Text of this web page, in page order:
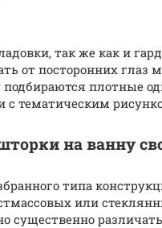
так же как и
от посторонних глаз
плотные
с тематическим
на ванну
типа
или
существенно